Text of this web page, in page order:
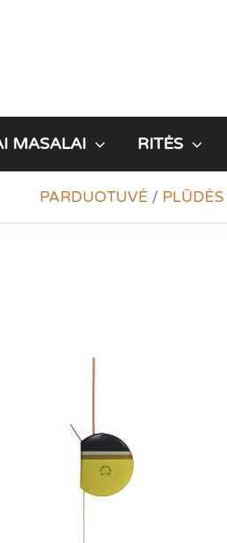
MASALAI RITĖS
PARDUOTUVĖ / PLŪDĖS